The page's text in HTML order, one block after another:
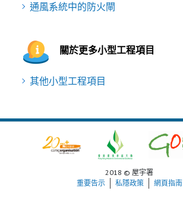
通風系統中的防火閘
關於更多小型工程項目
其他小型工程項目
2018 © 屋宇署
重要告示
私隱政策 網頁指南